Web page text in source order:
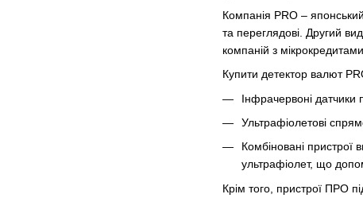
Компанія PRO –
та переглядові. Другий
компаній з
Купити детектор валют
Інфрачервоні
Ультрафіолетові
Комбіновані пристрої
ультрафіолет, що
Крім того, пристрої ПРО